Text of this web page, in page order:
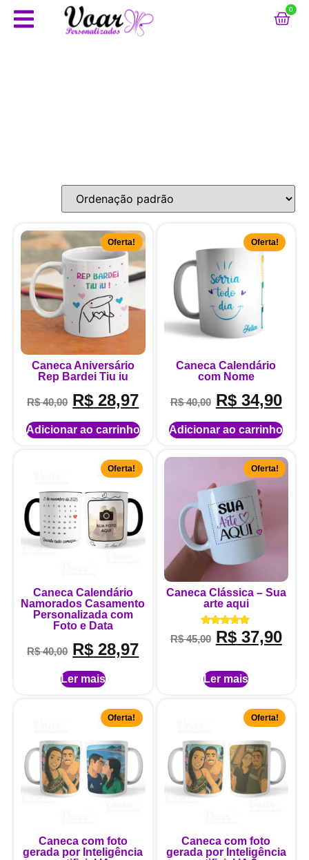
0
Oferta!
Caneca Aniversário
Rep Bardei Tiu iu
R$40,00 R$ 28,97
Adicionar ao carrinho
Oferta!
Caneca Calendário
com Nome
R$40,00 R$34,90
Adicionar ao carrinho
Oferta!
Caneca Calendário
Namorados Casamento
Personalizada com
Foto e Data
R$40,00 R$ 28,97
Ler mais
Oferta!
Caneca Clássica – Sua
arte aqui
Avaliação
5.00
R$45,00 R$37,90
Ler mais
Oferta!
Caneca com foto
gerada por Inteligência
Oferta!
Caneca com foto
gerada por Inteligência